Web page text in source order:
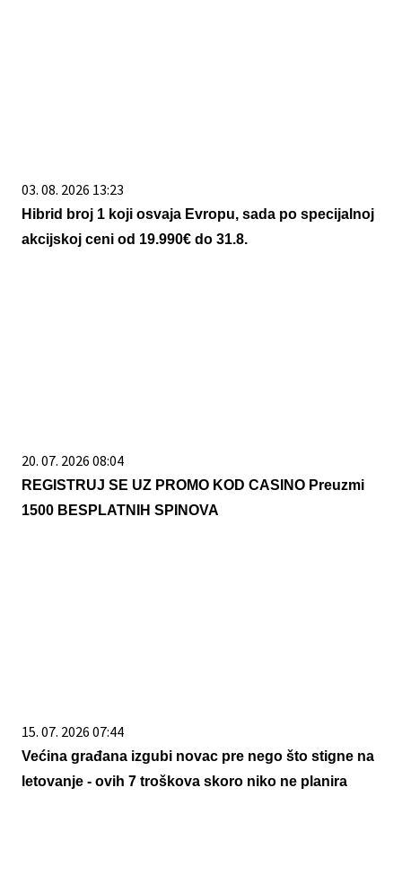
03. 08. 2026 13:23
Hibrid broj 1 koji osvaja Evropu, sada po specijalnoj
akcijskoj ceni od 19.990€ do 31.8.
20. 07. 2026 08:04
REGISTRUJ SE UZ PROMO KOD CASINO Preuzmi
1500 BESPLATNIH SPINOVA
15. 07. 2026 07:44
Većina građana izgubi novac pre nego što stigne na
letovanje - ovih 7 troškova skoro niko ne planira